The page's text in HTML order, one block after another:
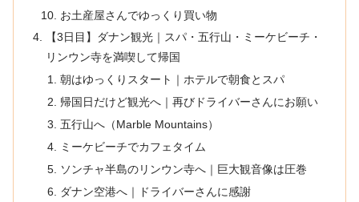
お土産屋さんでゆっくり買い物
【3日目】ダナン観光｜スパ・五行山・ミーケビーチ・
リンウン寺を満喫して帰国
朝はゆっくりスタート｜ホテルで朝食とスパ
帰国日だけど観光へ｜再びドライバーさんにお願い
五行山へ（Marble Mountains）
ミーケビーチでカフェタイム
ソンチャ半島のリンウン寺へ｜巨大観音像は圧巻
ダナン空港へ｜ドライバーさんに感謝